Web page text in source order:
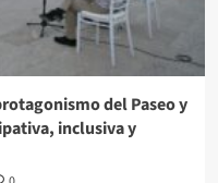
del Paseo y
inclusiva y